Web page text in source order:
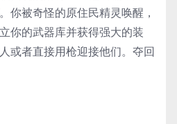
你被奇怪的原住民精灵唤醒，
你的武器库并获得强大的装
或者直接用枪迎接他们。夺回